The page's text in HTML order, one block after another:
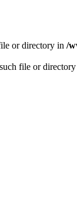
or directory in /
file or